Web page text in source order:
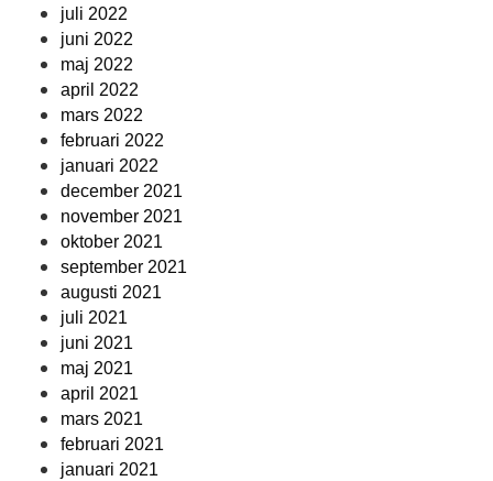
juli 2022
juni 2022
maj 2022
april 2022
mars 2022
februari 2022
januari 2022
december 2021
november 2021
oktober 2021
september 2021
augusti 2021
juli 2021
juni 2021
maj 2021
april 2021
mars 2021
februari 2021
januari 2021